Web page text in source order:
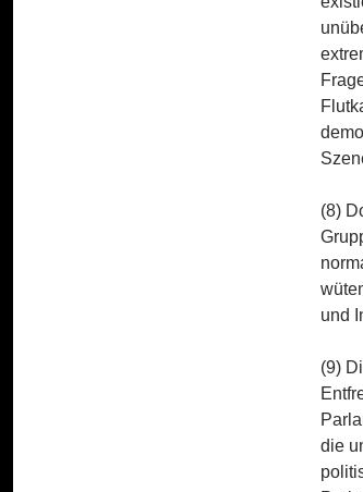
(8)
und
(9)
die